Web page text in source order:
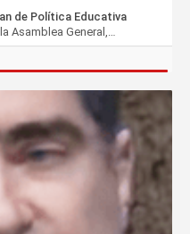
de Política Educativa
Asamblea General,…